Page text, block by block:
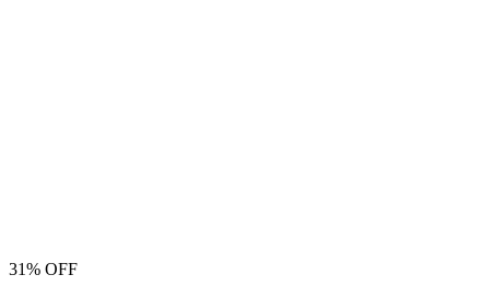
31% OFF